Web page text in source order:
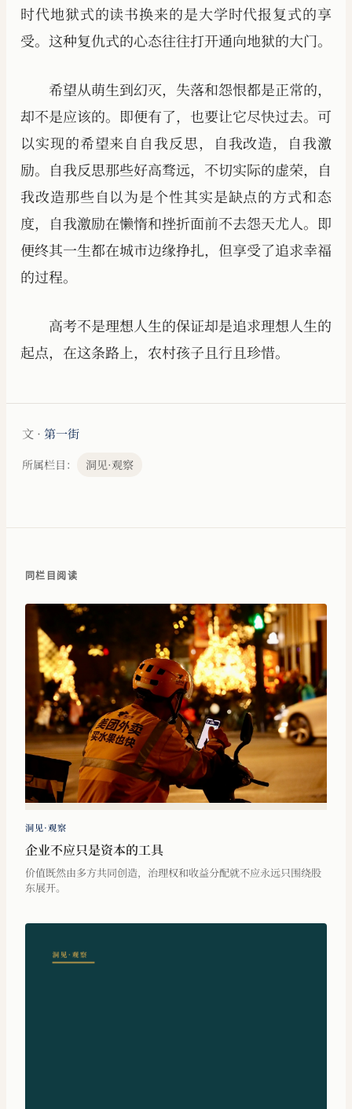
时代地狱式的读书换来的是大学时代报复式的享
受。这种复仇式的心态往往打开通向地狱的大门。
希望从萌生到幻灭，失落和怨恨都是正常的，
却不是应该的。即便有了，也要让它尽快过去。可
以实现的希望来自自我反思，自我改造，自我激
励。自我反思那些好高骛远，不切实际的虚荣，自
我改造那些自以为是个性其实是缺点的方式和态
度，自我激励在懒惰和挫折面前不去怨天尤人。即
便终其一生都在城市边缘挣扎，但享受了追求幸福
的过程。
高考不是理想人生的保证却是追求理想人生的
起点，在这条路上，农村孩子且行且珍惜。
文 · 第一街
所属栏目： 洞见·观察
同栏目阅读
洞见·观察
企业不应只是资本的工具
价值既然由多方共同创造，治理权和收益分配就不应永远只围绕股
东展开。